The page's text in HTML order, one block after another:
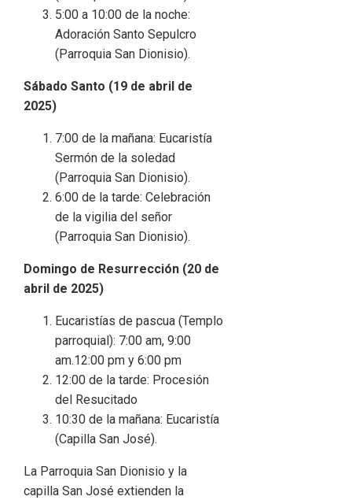
5:00 a 10:00 de la noche:
Adoración Santo Sepulcro
(Parroquia San Dionisio).
Sábado Santo (19 de abril de
2025)
7:00 de la mañana: Eucaristía
Sermón de la soledad
(Parroquia San Dionisio).
6:00 de la tarde: Celebración
de la vigilia del señor
(Parroquia San Dionisio).
Domingo de Resurrección (20 de
abril de 2025)
Eucaristías de pascua (Templo
parroquial): 7:00 am, 9:00
am.12:00 pm y 6:00 pm
12:00 de la tarde: Procesión
del Resucitado
10:30 de la mañana: Eucaristía
(Capilla San José).
La Parroquia San Dionisio y la
capilla San José extienden la